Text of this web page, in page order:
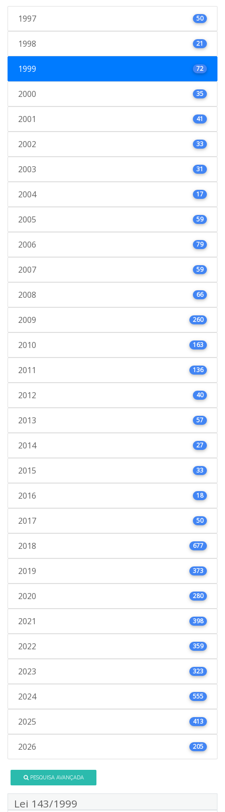
1997 50
1998 21
1999 72
2000 35
2001 41
2002 33
2003 31
2004 17
2005 59
2006 79
2007 59
2008 66
2009 260
2010 163
2011 136
2012 40
2013 57
2014 27
2015 33
2016 18
2017 50
2018 677
2019 373
2020 280
2021 398
2022 359
2023 323
2024 555
2025 413
2026 205
PESQUISA AVANÇADA
Lei 143/1999